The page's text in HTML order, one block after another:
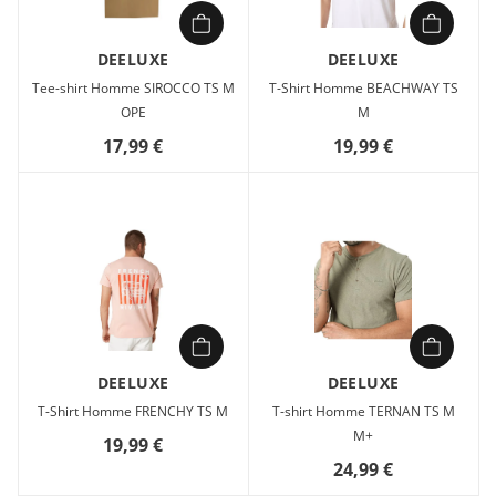
DEELUXE
Tee-shirt Homme SIROCCO TS M
OPE
17,99 €
DEELUXE
T-Shirt Homme BEACHWAY TS
M
19,99 €
DEELUXE
T-Shirt Homme FRENCHY TS M
19,99 €
DEELUXE
T-shirt Homme TERNAN TS M
M+
24,99 €